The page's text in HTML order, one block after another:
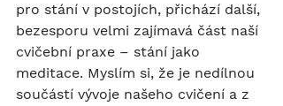
pro stání v postojích, přichází další,
bezesporu velmi zajímavá část naší
cvičební praxe – stání jako
meditace. Myslím si, že je nedílnou
součástí vývoje našeho cvičení a z